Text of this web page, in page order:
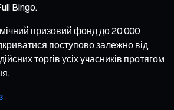
Bingo.
призовий фонд до 20 000
поступово залежно від
торгів усіх учасників протягом